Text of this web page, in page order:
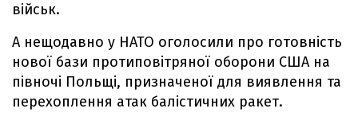
військ.
А нещодавно у НАТО оголосили про готовність
нової бази протиповітряної оборони США на
півночі Польщі, призначеної для виявлення та
перехоплення атак балістичних ракет.